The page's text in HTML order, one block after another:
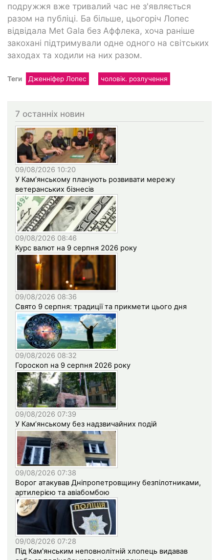
подружжя вже тривалий час не з'являється
разом на публіці. Ба більше, цьогоріч Лопес
відвідала Met Gala без Аффлека, хоча раніше
закохані підтримували одне одного на світських
заходах та ходили на них разом.
Теги Дженніфер Лопес чоловік. розлучення
7 останніх новин
09/08/2026 10:20
У Кам’янському планують розвивати мережу
ветеранських бізнесів
09/08/2026 08:46
Курс валют на 9 серпня 2026 року
09/08/2026 08:36
Свято 9 серпня: традиції та прикмети цього дня
09/08/2026 08:32
Гороскоп на 9 серпня 2026 року
09/08/2026 07:39
У Кам’янському без надзвичайних подій
09/08/2026 07:38
Ворог атакував Дніпропетровщину безпілотниками,
артилерією та авіабомбою
09/08/2026 07:28
Під Кам'янським неповнолітній хлопець видавав